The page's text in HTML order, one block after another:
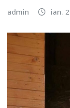
admin ian.